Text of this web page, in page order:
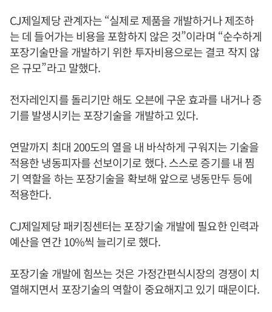
CJ제일제당 관계자는 “실제로 제품을 개발하거나 제조하
는 데 들어가는 비용을 포함하지 않은 것”이라며 “순수하게
포장기술만을 개발하기 위한 투자비용으로는 결코 작지 않
은 규모”라고 말했다.
전자레인지를 돌리기만 해도 오븐에 구운 효과를 내거나 증
기를 발생시키는 포장기술을 개발하고 있다.
연말까지 최대 200도의 열을 내 바삭하게 구워지는 기술을
적용한 냉동피자를 선보이기로 했다. 스스로 증기를 내 찜
기 역할을 하는 포장기술을 확보해 앞으로 냉동만두 등에
적용한다.
CJ제일제당 패키징센터는 포장기술 개발에 필요한 인력과
예산을 연간 10%씩 늘리기로 했다.
포장기술 개발에 힘쓰는 것은 가정간편식시장의 경쟁이 치
열해지면서 포장기술의 역할이 중요해지고 있기 때문이다.